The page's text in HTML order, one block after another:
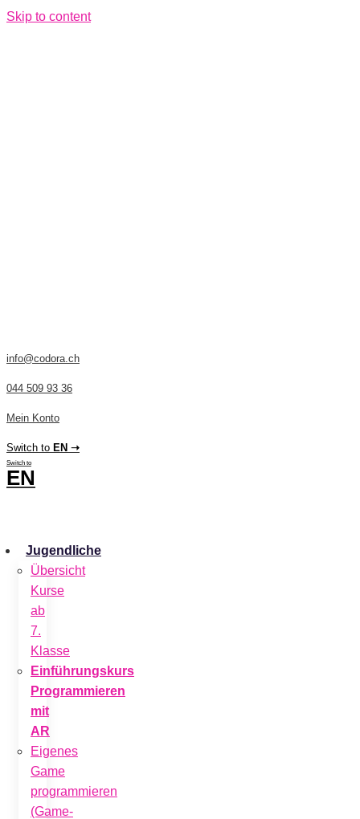
Skip to content
info@codora.ch
044 509 93 36
Mein Konto
Switch to EN ➝
Switch to
EN
Jugendliche
Übersicht
Kurse
ab
7.
Klasse
Einführungskurs
Programmieren
mit
AR
Eigenes
Game
programmieren
(Game-